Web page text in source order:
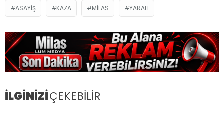
ASAYIŞ KAZA MILAS YARALI
İLGİNİZİÇEKEBİLİR